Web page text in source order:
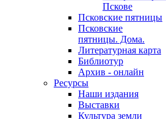
Пскове
Псковские пятницы
Псковские
пятницы. Дома.
Литературная карта
Библиотур
Архив - онлайн
Ресурсы
Наши издания
Выставки
Культура земли